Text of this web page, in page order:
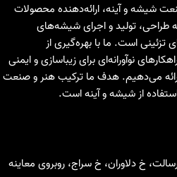
شیشه و آینه، ارائه‌دهنده محصولات
طراحی، تولید و اجرای شیشه‌های
تزئینی است. ما با بهره‌گیری از
نوآورانه‌ای برای زیباسازی و ایمنی
می‌دهیم. هدف ما ترکیب هنر و صنعت
از شیشه و آینه است.
خ دلاوران، خ سراج، روبروی معاینه